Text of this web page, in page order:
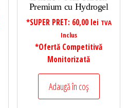
Premium cu Hydrogel
*SUPER PRET: 60,00 lei TVA
Inclus
*Ofertă Competitivă
Monitorizată
Adaugă în coș